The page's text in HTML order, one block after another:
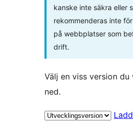
kanske inte säkra eller
rekommenderas inte
på webbplatser som
drift.
Välj en viss version du
ned.